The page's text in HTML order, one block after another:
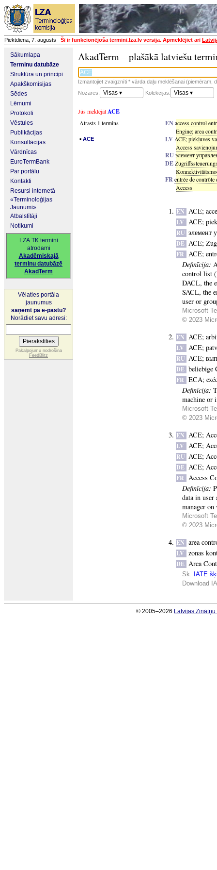
Piektdiena, 7. augusts Šī ir funkcionējoša termini.lza.lv versija. Apmeklējiet arī
Sākumlapa
Terminu datubāze
Struktūra un principi
Apakškomisijas
Sēdes
Lēmumi
Protokoli
Vēstules
Publikācijas
Konsultācijas
Vārdnīcas
EuroTermBank
Par portālu
Kontakti
Resursi internetā
«Terminoloģijas
Jaunumi»
Atbalstītāji
Notikumi
LZA TK termini
atrodami
Akadēmiskajā
terminu datubāzē
AkadTerm
Vēlaties portāla
jaunumus
saņemt pa e-pastu?
Norādiet savu adresi:
Pakalpojumu nodrošina
FeedBlitz
AkadTerm – plašākā latviešu
Izmantojiet zvaigznīti * vārda daļu meklēšanai (piemēram,
Nozares:
Visas ▾ Kolekcijas: Visas ▾
Jūs meklējātACE
Atrasts 1 termins
▪ ACE
ENaccess control
Engine;area
LV ACE;piekļuves
Access
RUэлемент
DE
FRentrée de contrôle
Access
EN ACE;
LV ACE;
RU элемент
DE ACE;
FR ACE;
Definīcija:
control list
DACL, the
SACL, the
user or
Microsoft
© 2023
EN ACE;
LV ACE;
RU ACE;
DE beliebige
FR ECA;
Definīcija:
machine or
Microsoft
© 2023
EN ACE;
LV ACE;
RU ACE;
DE ACE;
FR Access
Definīcija:
data in user
manager
Microsoft
© 2023
EN area
LV zonas
DE Area
Sk. IATE
Download
© 2005–2026 Latvijas